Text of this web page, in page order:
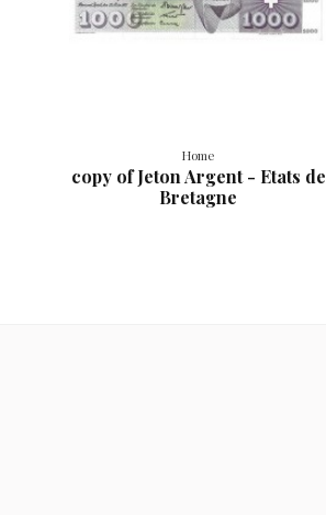
Home
copy of Jeton Argent - Etats de
Bretagne